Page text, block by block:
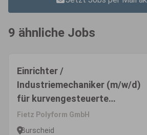
9 ähnliche Jobs
Einrichter /
Industriemechaniker (m/w/d)
für kurvengesteuerte
Drehautomaten
Fietz Polyform GmbH
Burscheid